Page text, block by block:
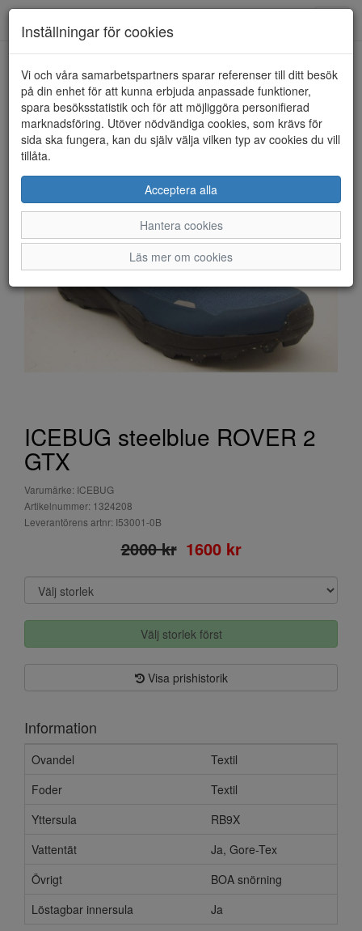
HEM ICEBUG
ICEBUG steelblue ROVER 2
GTX
Varumärke: ICEBUG
Artikelnummer: 1324208
Leverantörens artnr: I53001-0B
2000 kr 1600 kr
Välj storlek först
Visa prishistorik
Information
Ovandel
Textil
Foder
Textil
Yttersula
RB9X
Vattentät
Ja, Gore-Tex
Övrigt
BOA snörning
Löstagbar innersula
Ja
Inställningar för cookies
Vi och våra samarbetspartners sparar referenser till ditt besök
på din enhet för att kunna erbjuda anpassade funktioner,
spara besöksstatistik och för att möjliggöra personifierad
marknadsföring. Utöver nödvändiga cookies, som krävs för
sida ska fungera, kan du själv välja vilken typ av cookies du vill
tillåta.
Acceptera alla
Hantera cookies
Läs mer om cookies